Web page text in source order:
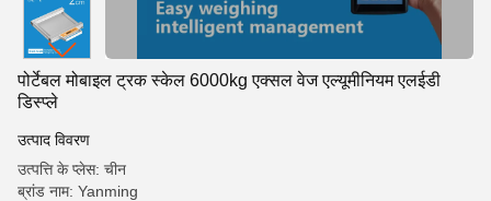
पोर्टेबल मोबाइल ट्रक स्केल 6000kg एक्सल वेज एल्यूमीनियम एलईडी
डिस्प्ले
उत्पाद विवरण
उत्पत्ति के प्लेस: चीन
ब्रांड नाम: Yanming